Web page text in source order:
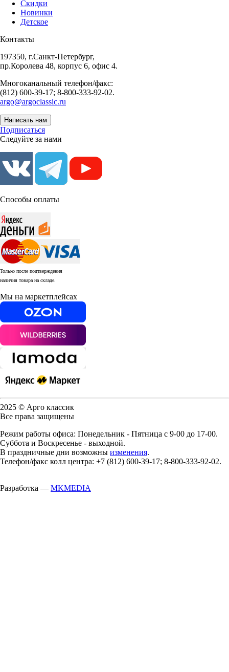
Скидки
Новинки
Детское
Контакты
197350, г.Санкт-Петербург,
пр.Королева 48, корпус 6, офис 4.
Многоканальный телефон/факс:
(812) 600-39-17; 8-800-333-92-02.
argo@argoclassic.ru
Написать нам
Подписаться
Следуйте за нами
Способы оплаты
Только после подтверждения
наличия товара на складе.
Мы на маркетплейсах
2025 © Арго классик
Все права защищены
Режим работы офиса: Понедельник - Пятница с 9-00 до 17-00.
Суббота и Воскресенье - выходной.
В праздничные дни возможны изменения.
Телефон/факс колл центра: +7 (812) 600-39-17; 8-800-333-92-02.
Разработка — MKMEDIA